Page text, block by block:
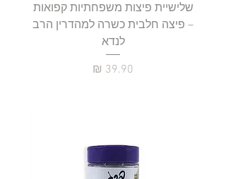
שלישיית פיצות משפחתיות קפואות
– פיצה חלבית כשרה למהדרין הרב
לנדא
מחיר